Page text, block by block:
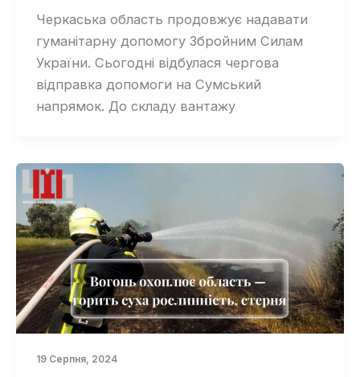
Черкаська область продовжує надавати
гуманітарну допомогу Збройним Силам
України. Сьогодні відбулася чергова
відправка допомоги на Сумський
напрямок. До складу вантажу
19 Серпня, 2024